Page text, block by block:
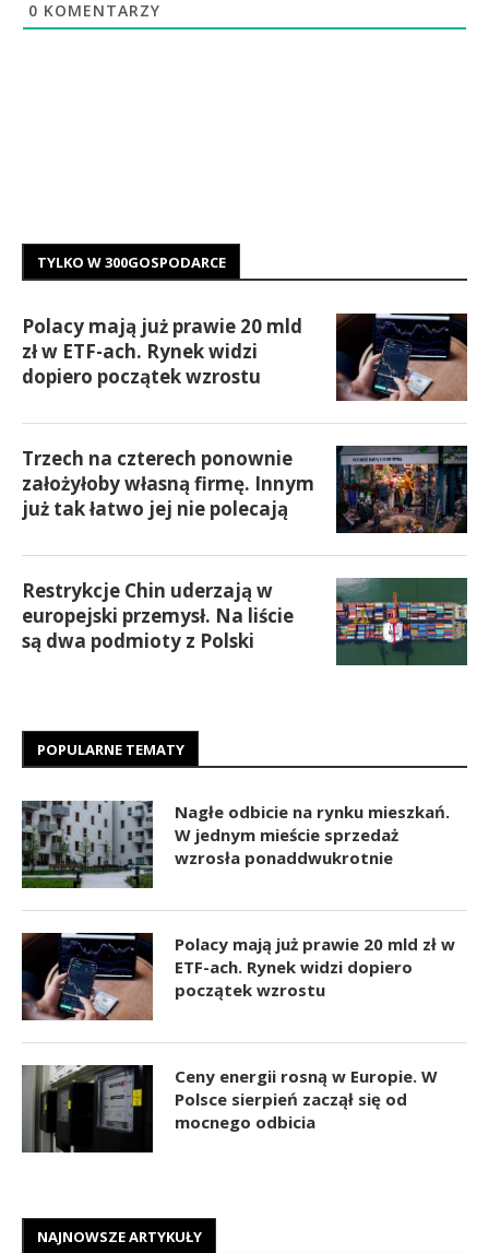
0 KOMENTARZY
TYLKO W 300GOSPODARCE
Polacy mają już prawie 20 mld
zł w ETF-ach. Rynek widzi
dopiero początek wzrostu
Trzech na czterech ponownie
założyłoby własną firmę. Innym
już tak łatwo jej nie polecają
Restrykcje Chin uderzają w
europejski przemysł. Na liście
są dwa podmioty z Polski
POPULARNE TEMATY
Nagłe odbicie na rynku mieszkań.
W jednym mieście sprzedaż
wzrosła ponaddwukrotnie
Polacy mają już prawie 20 mld zł w
ETF-ach. Rynek widzi dopiero
początek wzrostu
Ceny energii rosną w Europie. W
Polsce sierpień zaczął się od
mocnego odbicia
NAJNOWSZE ARTYKUŁY